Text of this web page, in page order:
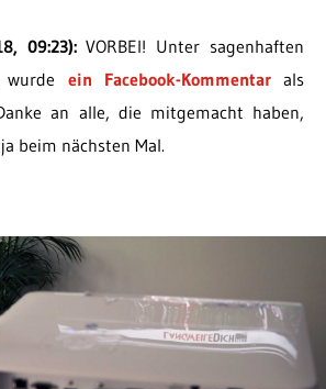
09:23):VORBEI! Unter sagenhaften
wurde ein Facebook-Kommentarals
an alle, die mitgemacht haben,
beim nächsten Mal.